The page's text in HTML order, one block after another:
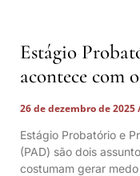
Estágio
acontece com
26 de dezembro de 2025
Estágio Probatório e
(PAD) são dois
costumam gerar